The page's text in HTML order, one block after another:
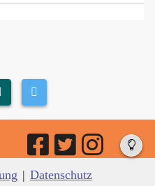
| Datenschutz